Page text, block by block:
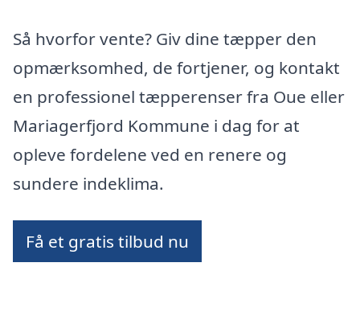
Så hvorfor vente? Giv dine tæpper den
opmærksomhed, de fortjener, og kontakt
en professionel tæpperenser fra Oue eller
Mariagerfjord Kommune i dag for at
opleve fordelene ved en renere og
sundere indeklima.
Få et gratis tilbud nu